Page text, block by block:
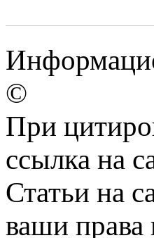
©
При
ссылка на
Статьи на
ваши права